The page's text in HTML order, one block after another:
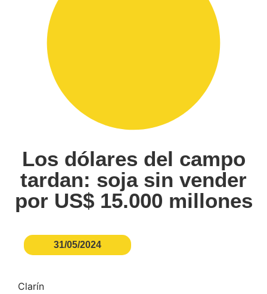
Los dólares del campo
tardan: soja sin vender
por US$ 15.000 millones
31/05/2024
Clarín